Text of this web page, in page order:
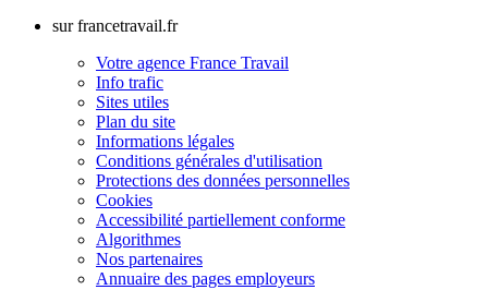
sur francetravail.fr
Votre agence France Travail
Info trafic
Sites utiles
Plan du site
Informations légales
Conditions générales d'utilisation
Protections des données personnelles
Cookies
Accessibilité partiellement conforme
Algorithmes
Nos partenaires
Annuaire des pages employeurs